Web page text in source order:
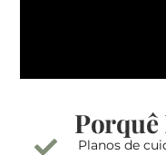
Porquê
Planos de